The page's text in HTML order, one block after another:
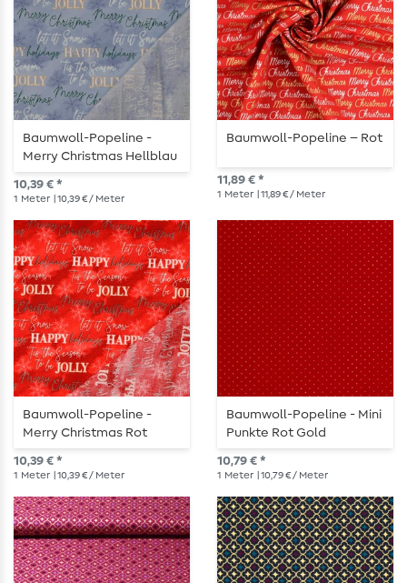
Baumwoll-Popeline -
Merry Christmas Hellblau
10,39 € *
1 Meter | 10,39 € / Meter
Baumwoll-Popeline – Rot
11,89 € *
1 Meter | 11,89 € / Meter
Baumwoll-Popeline -
Merry Christmas Rot
10,39 € *
1 Meter | 10,39 € / Meter
Baumwoll-Popeline - Mini
Punkte Rot Gold
10,79 € *
1 Meter | 10,79 € / Meter